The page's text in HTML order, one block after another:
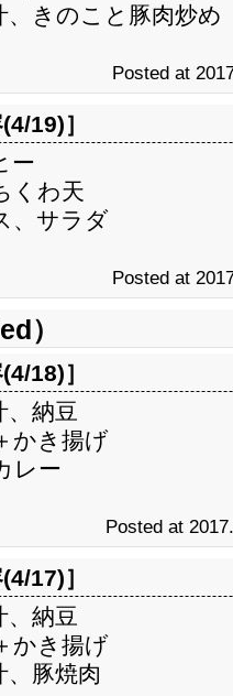
、きのこと豚肉炒め
Posted at
19)］
ー
くわ天
、サラダ
Posted at
）
18)］
、納豆
かき揚げ
レー
Posted at
17)］
、納豆
かき揚げ
、豚焼肉